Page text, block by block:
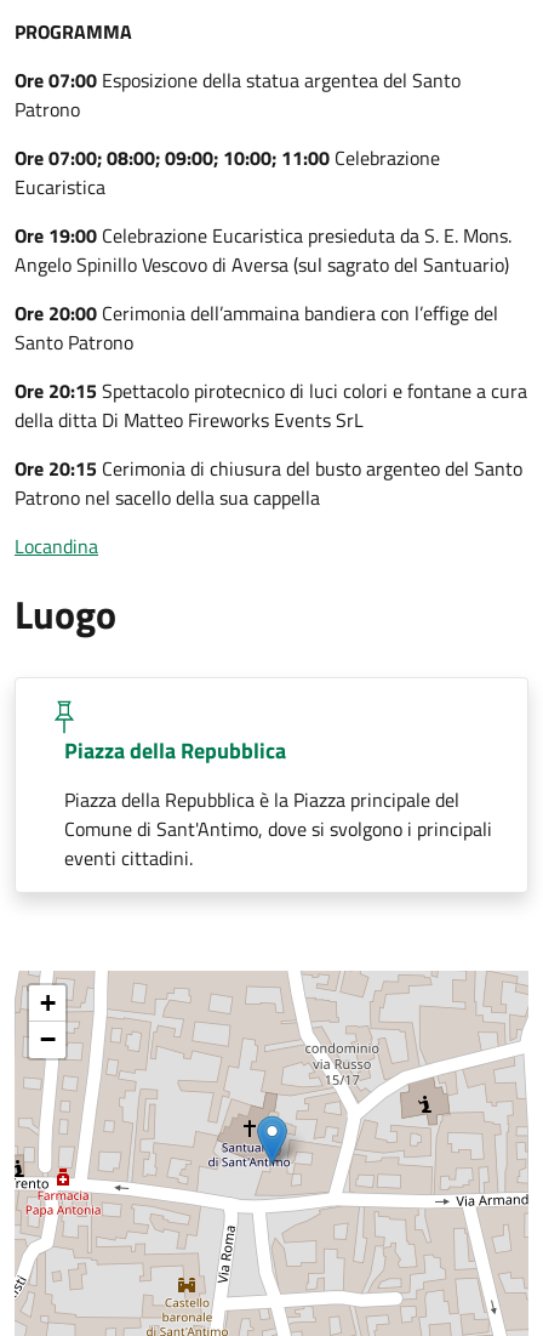
PROGRAMMA
Ore 07:00 Esposizione della statua argentea del Santo
Patrono
Ore 07:00; 08:00; 09:00; 10:00; 11:00 Celebrazione
Eucaristica
Ore 19:00 Celebrazione Eucaristica presieduta da S. E. Mons.
Angelo Spinillo Vescovo di Aversa (sul sagrato del Santuario)
Ore 20:00 Cerimonia dell’ammaina bandiera con l’effige del
Santo Patrono
Ore 20:15Spettacolo pirotecnico di luci colori e fontane a cura
della ditta Di Matteo Fireworks Events SrL
Ore 20:15 Cerimonia di chiusura del busto argenteo del Santo
Patrono nel sacello della sua cappella
Locandina
Luogo
Piazza della Repubblica
Piazza della Repubblica è la Piazza principale del
Comune di Sant'Antimo, dove si svolgono i principali
eventi cittadini.
+
−